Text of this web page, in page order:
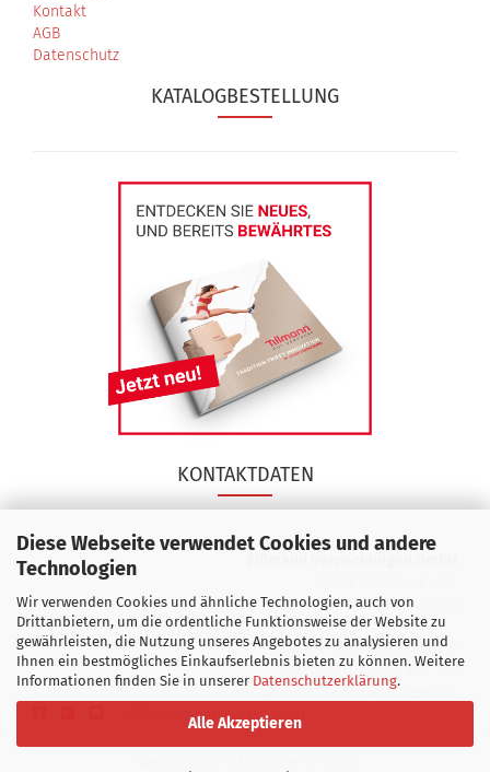
Diese Webseite verwendet Cookies und andere
Technologien
Wir verwenden Cookies und ähnliche Technologien, auch von
Drittanbietern, um die ordentliche Funktionsweise der Website zu
gewährleisten, die Nutzung unseres Angebotes zu analysieren und
Ihnen ein bestmögliches Einkaufserlebnis bieten zu können. Weitere
Informationen finden Sie in unserer Datenschutzerklärung.
Alle Akzeptieren
Kontakt
AGB
Datenschutz
KATALOGBESTELLUNG
KONTAKTDATEN
D 63165 Mühlheim/Main
Telefon:+49 (0) 61 08 602 0
Fax: +49 (0) 61 08 602 124
info@tillmann-verpackungen.de
Tillmann Verpackungen GmbH